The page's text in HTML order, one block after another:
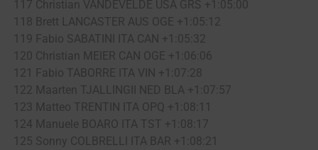
117 Christian VANDEVELDE USA GRS +1:05:00
118 Brett LANCASTER AUS OGE +1:05:12
119 Fabio SABATINI ITA CAN +1:05:32
120 Christian MEIER CAN OGE +1:06:06
121 Fabio TABORRE ITA VIN +1:07:28
122 Maarten TJALLINGII NED BLA +1:07:57
123 Matteo TRENTIN ITA OPQ +1:08:11
124 Manuele BOARO ITA TST +1:08:17
125 Sonny COLBRELLI ITA BAR +1:08:21